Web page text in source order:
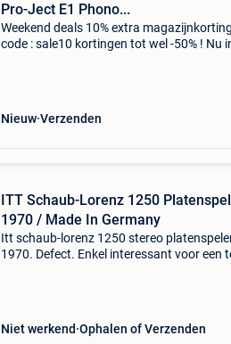
Pro-Ject E1 Phono...
Weekend deals 10% extra
code : sale10 kortingen tot wel -50% ! Nu
Nieuw Verzenden
ITT Schaub-Lorenz 1250
1970 / Made In Germany
Itt schaub-lorenz 1250 stereo
1970. Defect. Enkel interessant voor een
Niet werkend Ophalen of Verzenden